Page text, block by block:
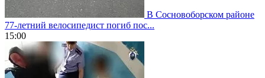
В Сосновоборском районе
77-летний велосипедист погиб пос...
15:00